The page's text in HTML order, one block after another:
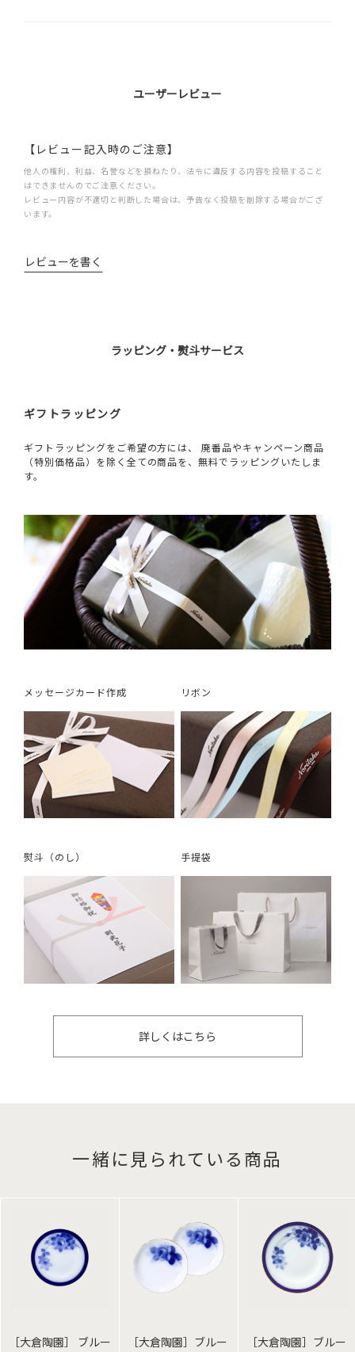
ユーザーレビュー
【レビュー記入時のご注意】
他人の権利、利益、名誉などを損ねたり、法令に違反する内容を投稿すること
はできませんのでご注意ください。
レビュー内容が不適切と判断した場合は、予告なく投稿を削除する場合がござ
います。
レビューを書く
ラッピング・熨斗サービス
ギフトラッピング
ギフトラッピングをご希望の方には、 廃番品やキャンペーン商品
（特別価格品）を除く全ての商品を、無料でラッピングいたしま
す。
メッセージカード作成 リボン
熨斗（のし） 手提袋
詳しくはこちら
一緒に見られている商品
［大倉陶園］ ブルー
［大倉陶園］ブルー
［大倉陶園］ブルー